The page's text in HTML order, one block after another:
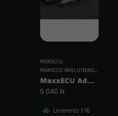
MAXXECU
MAXXECU ANSLUTNINGAR & KABELDRAGNING
MaxxECU Adapterhärva Toyota Supra MKIV
5 040 kr
Levereras 1-16